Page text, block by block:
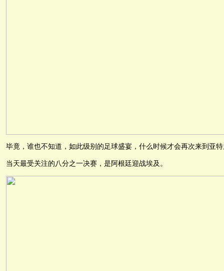
毕竟，谁也不知道，如此级别的足球盛宴，什么时候才会再次来到亚
当天最受关注的八分之一决赛，是阿根廷迎战埃及。